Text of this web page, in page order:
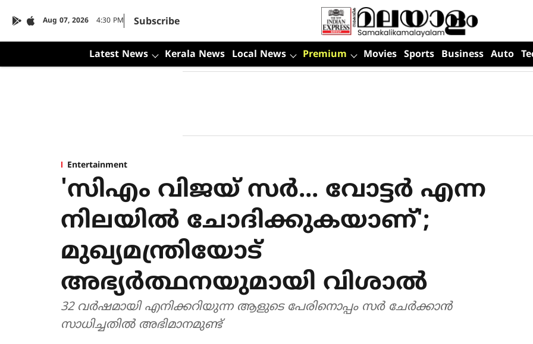
Aug 07, 2026 4:30 PM Subscribe
Latest News Kerala News Local News Premium Movies Sports Business Auto
Entertainment
'സിഎം വിജയ് സര്‍... വോട്ടര്‍ എന്ന
നിലയില്‍ ചോദിക്കുകയാണ്';
മുഖ്യമന്ത്രിയോട്
അഭ്യര്‍ത്ഥനയുമായി വിശാല്‍
32 വര്‍ഷമായി എനിക്കറിയുന്ന ആളുടെ പേരിനൊപ്പം സര്‍ ചേര്‍ക്കാന്‍
സാധിച്ചതില്‍ അഭിമാനമുണ്ട്